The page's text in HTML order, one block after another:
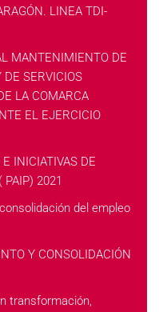
LINEA TDI-
MANTENIMIENTO DE
SERVICIOS
LA COMARCA
EL EJERCICIO
INICIATIVAS DE
PAIP) 2021
del empleo
Y CONSOLIDACIÓN
transformación,